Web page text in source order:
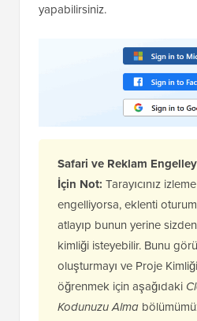
yapabilirsiniz.
Safari ve Reklam
İçin Not: Tarayıcınız
engelliyorsa, eklenti oturum
atlayıp bunun yerine
kimliği isteyebilir. Bunu
oluşturmayı ve Proje
öğrenmek için aşağıdaki
Kodunuzu Alma